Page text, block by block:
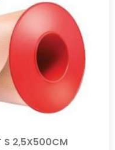
S 2,5X500CM